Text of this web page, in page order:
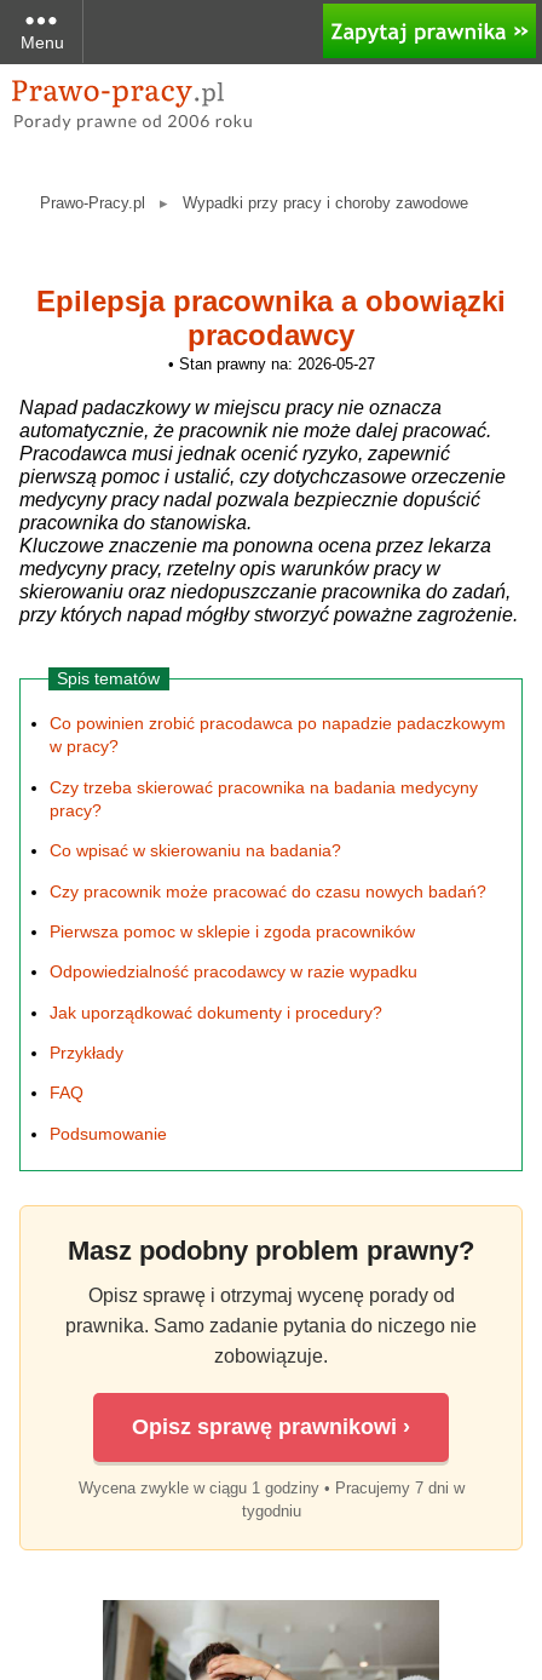
Menu
Prawo-Pracy.pl Wypadki przy pracy i choroby zawodowe
Epilepsja pracownika a obowiązki
pracodawcy
• Stan prawny na: 2026-05-27
Napad padaczkowy w miejscu pracy nie oznacza
automatycznie, że pracownik nie może dalej pracować.
Pracodawca musi jednak ocenić ryzyko, zapewnić
pierwszą pomoc i ustalić, czy dotychczasowe orzeczenie
medycyny pracy nadal pozwala bezpiecznie dopuścić
pracownika do stanowiska.
Kluczowe znaczenie ma ponowna ocena przez lekarza
medycyny pracy, rzetelny opis warunków pracy w
skierowaniu oraz niedopuszczanie pracownika do zadań,
przy których napad mógłby stworzyć poważne zagrożenie.
Spis tematów
Co powinien zrobić pracodawca po napadzie padaczkowym
w pracy?
Czy trzeba skierować pracownika na badania medycyny
pracy?
Co wpisać w skierowaniu na badania?
Czy pracownik może pracować do czasu nowych badań?
Pierwsza pomoc w sklepie i zgoda pracowników
Odpowiedzialność pracodawcy w razie wypadku
Jak uporządkować dokumenty i procedury?
Przykłady
FAQ
Podsumowanie
Masz podobny problem prawny?
Opisz sprawę i otrzymaj wycenę porady od
prawnika. Samo zadanie pytania do niczego nie
zobowiązuje.
Opisz sprawę prawnikowi ›
Wycena zwykle w ciągu 1 godziny • Pracujemy 7 dni w
tygodniu